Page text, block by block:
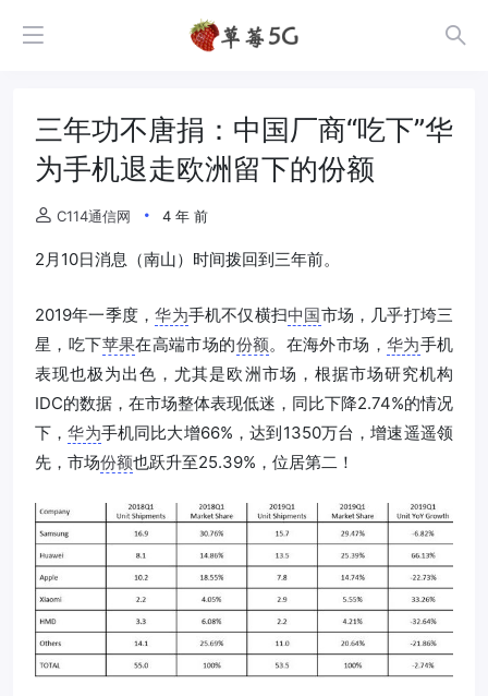
三年功不唐捐：中国厂商“吃下”华
为手机退走欧洲留下的份额
C114通信网 4 年 前
2月10日消息（南山）时间拨回到三年前。
2019年一季度，华为手机不仅横扫中国市场，几乎打垮三
星，吃下苹果在高端市场的份额。在海外市场， 华为手机
表现也极为出色，尤其是欧洲市场，根据市场研究机构
IDC的数据，在市场整体表现低迷，同比下降2.74%的情况
下，华为手机同比大增66%，达到1350万台，增速遥遥领
先，市场份额也跃升至25.39%，位居第二！